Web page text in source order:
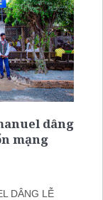
dâng
mạng
DÂNG LỄ